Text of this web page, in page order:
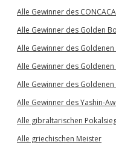
Alle Gewinner des
Alle Gewinner des Golden
Alle Gewinner des Goldenen
Alle Gewinner des
Alle Gewinner des Goldenen
Alle Gewinner des Yashin-
Alle gibraltarischen
Alle griechischen Meister